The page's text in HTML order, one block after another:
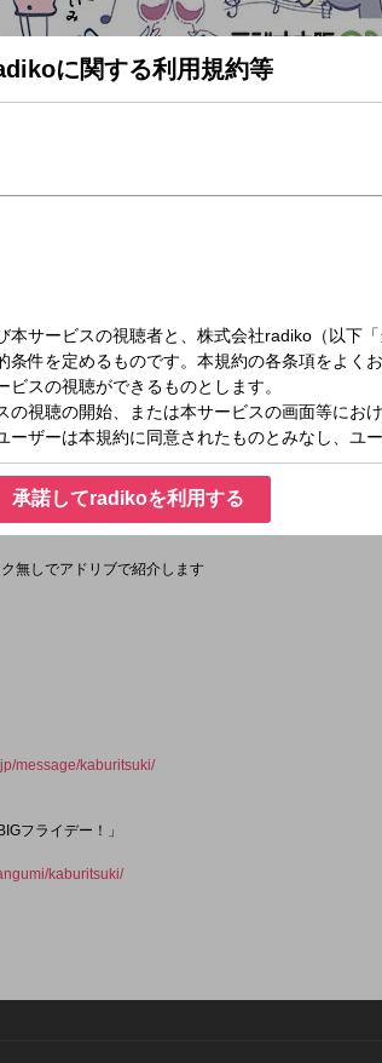
にお届けする５時間半！
送りします
ノ対決があるかも！！
無しでアドリブで紹介します
message/kaburitsuki/
フライデー！」
kaburitsuki/
に関する利用規約等
承諾してradikoを利用する